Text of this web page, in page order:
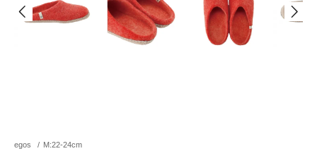
egos / M:22-24cm